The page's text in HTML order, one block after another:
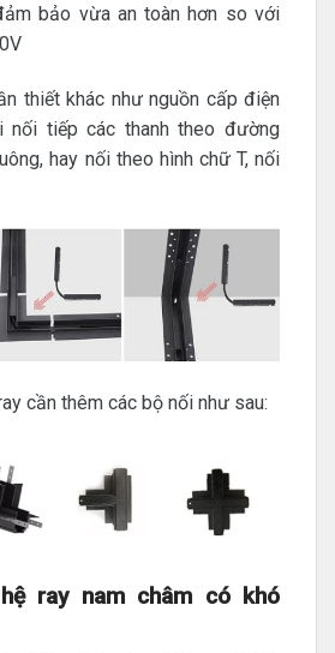
bảo vừa an toàn hơn so với
thiết khác như nguồn cấp điện
nối tiếp các thanh theo đường
hay nối theo hình chữ T, nối
cần thêm các bộ nối như sau:
ray nam châm có khó